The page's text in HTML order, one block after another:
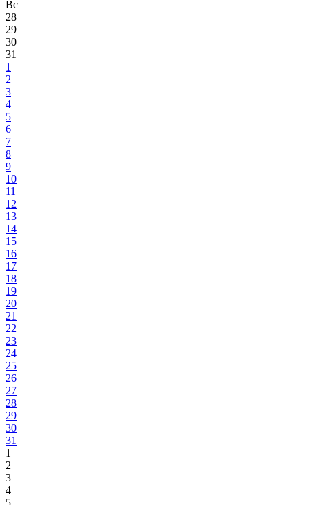
Вс
28
29
30
31
1
2
3
4
5
6
7
8
9
10
11
12
13
14
15
16
17
18
19
20
21
22
23
24
25
26
27
28
29
30
31
1
2
3
4